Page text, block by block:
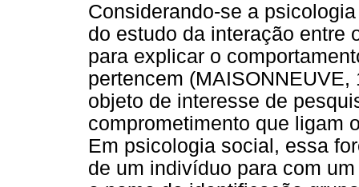
Considerando-se a
do estudo da interação entre
para explicar o
pertencem
objeto de interesse de
comprometimento que ligam
Em psicologia social, essa
de um indivíduo para com